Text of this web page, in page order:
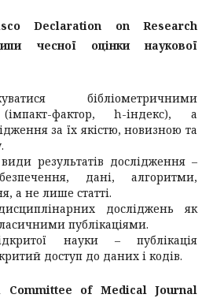
Declaration on Research
чесної оцінки наукової
бібліометричними
фактор, h-індекс), а
за їх якістю, новизною та
результатів дослідження –
дані, алгоритми,
а не лише статті.
досліджень як
публікаціями.
науки – публікація
доступ до даних і кодів.
Committee of Medical Journal